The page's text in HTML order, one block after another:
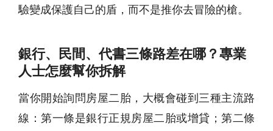
驗變成保護自己的盾，而不是推你去冒險的槍。
銀行、民間、代書三條路差在哪？專業
人士怎麼幫你拆解
當你開始詢問房屋二胎，大概會碰到三種主流路
線：第一條是銀行正規房屋二胎或增貸；第二條